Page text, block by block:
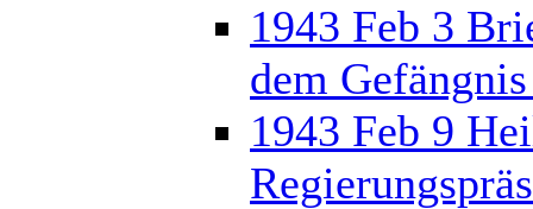
1943 Feb 3
dem
1943 Feb 9